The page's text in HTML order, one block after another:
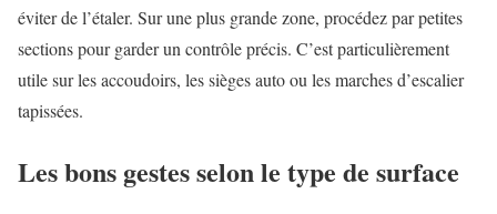
éviter de l’étaler. Sur une plus grande zone, procédez par petites
sections pour garder un contrôle précis. C’est particulièrement
utile sur les accoudoirs, les sièges auto ou les marches d’escalier
tapissées.
Les bons gestes selon le type de surface